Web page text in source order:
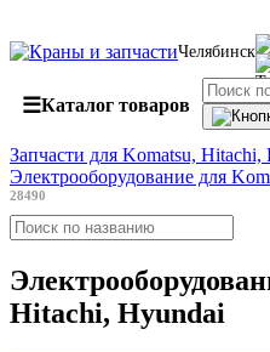
Челябинск
☰Каталог товаров
Запчасти для Komatsu, Hitachi,
Электрооборудование для
28490
Hitachi, Hyundai